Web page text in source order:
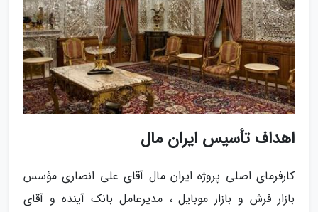
اهداف تأسیس ایران مال
کارفرمای اصلی پروژه ایران مال آقای علی انصاری مؤسس
بازار فرش و بازار موبایل ، مدیرعامل بانک آینده و آقای